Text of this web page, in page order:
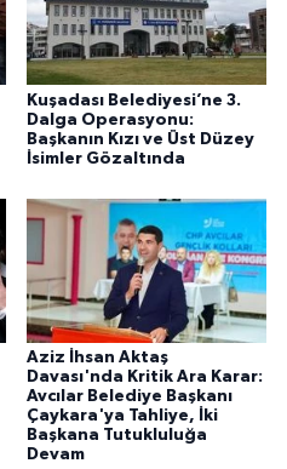
Kuşadası Belediyesi’ne 3.
Dalga Operasyonu:
Başkanın Kızı ve Üst Düzey
İsimler Gözaltında
Aziz İhsan Aktaş
Davası'nda Kritik Ara Karar:
Avcılar Belediye Başkanı
Çaykara'ya Tahliye, İki
Başkana Tutukluluğa
Devam